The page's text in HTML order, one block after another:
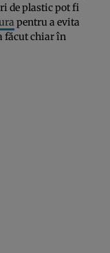
de plastic pot fi
pentru a evita
făcut chiar în